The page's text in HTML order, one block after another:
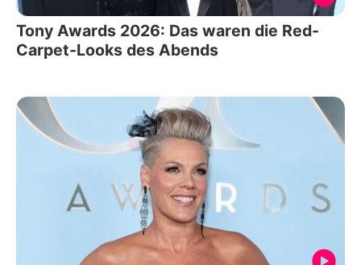
Tony Awards 2026: Das waren die Red-
Carpet-Looks des Abends